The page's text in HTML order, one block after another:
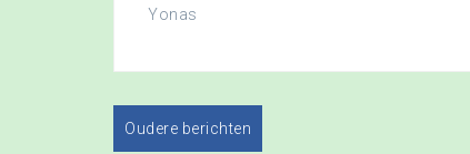
Yonas
Oudere berichten